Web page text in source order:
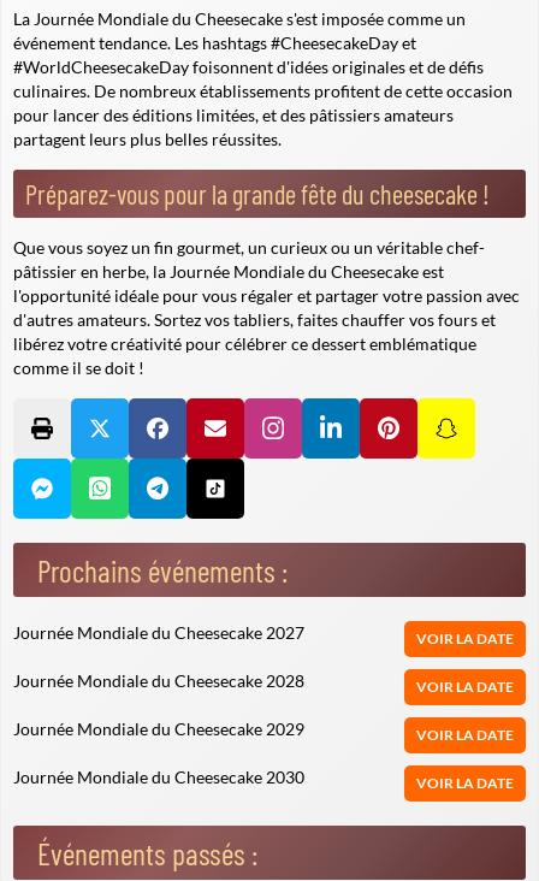
La Journée Mondiale du Cheesecake s'est imposée comme un
événement tendance. Les hashtags #CheesecakeDay et
#WorldCheesecakeDay foisonnent d'idées originales et de défis
culinaires. De nombreux établissements profitent de cette occasion
pour lancer des éditions limitées, et des pâtissiers amateurs
partagent leurs plus belles réussites.
Préparez-vous pour la grande fête du cheesecake !
Que vous soyez un fin gourmet, un curieux ou un véritable chef-
pâtissier en herbe, la Journée Mondiale du Cheesecake est
l'opportunité idéale pour vous régaler et partager votre passion avec
d'autres amateurs. Sortez vos tabliers, faites chauffer vos fours et
libérez votre créativité pour célébrer ce dessert emblématique
comme il se doit !
Prochains événements :
Journée Mondiale du Cheesecake 2027 VOIR LA DATE
Journée Mondiale du Cheesecake 2028 VOIR LA DATE
Journée Mondiale du Cheesecake 2029 VOIR LA DATE
Journée Mondiale du Cheesecake 2030 VOIR LA DATE
Événements passés :